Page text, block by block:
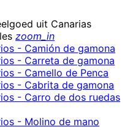
uit Canarias
zoom_in